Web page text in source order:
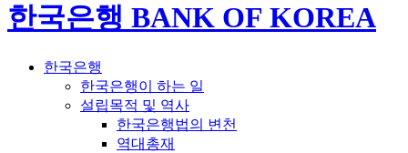
한국은행 BANK OF KOREA
한국은행
한국은행이 하는 일
설립목적 및 역사
한국은행법의 변천
역대총재